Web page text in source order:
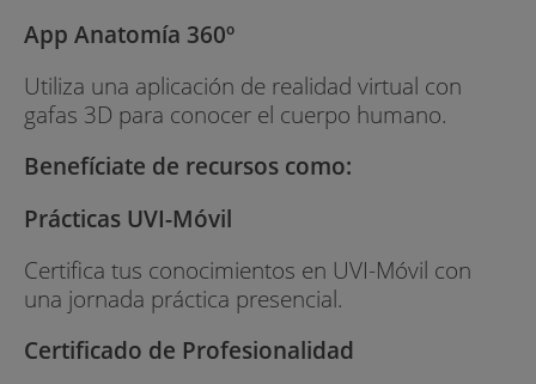
App Anatomía 360º
Utiliza una aplicación de realidad virtual con
gafas 3D para conocer el cuerpo humano.
Benefíciate de recursos como:
Prácticas UVI-Móvil
Certifica tus conocimientos en UVI-Móvil con
una jornada práctica presencial.
Certificado de Profesionalidad